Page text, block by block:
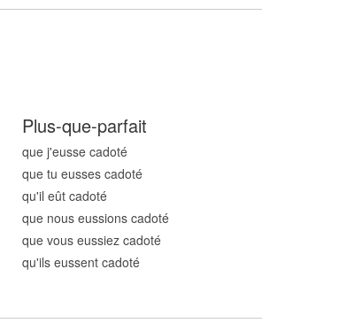
Plus-que-parfait
que j'eusse cadoté
que tu eusses cadoté
qu'il eût cadoté
que nous eussions cadoté
que vous eussiez cadoté
qu'ils eussent cadoté